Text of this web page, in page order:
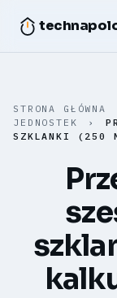
STRONA GŁÓWNA
JEDNOSTEK
›
SZKLANKI (250